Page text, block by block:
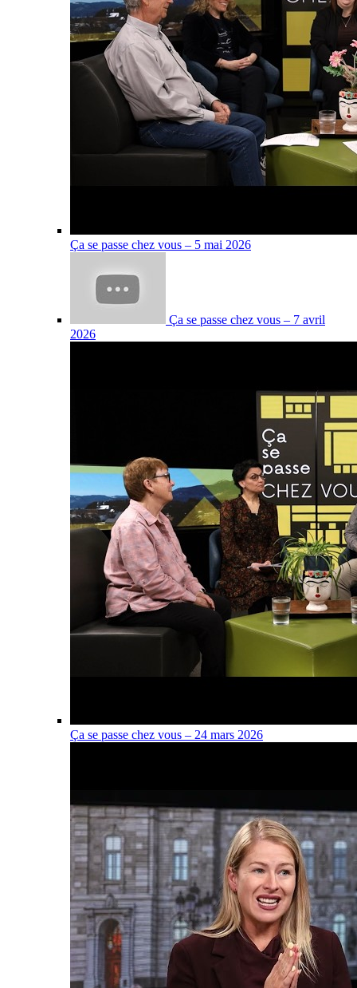
Ça se passe chez vous – 5 mai 2026
Ça se passe chez vous – 7 avril
2026
Ça se passe chez vous – 24 mars 2026